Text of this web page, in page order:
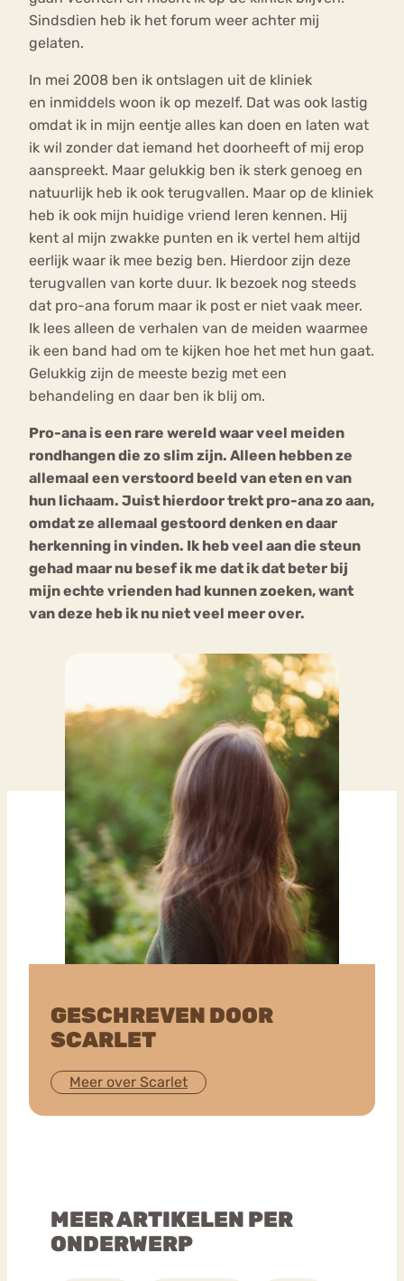
Sindsdien heb ik het forum weer achter mij
gelaten.
In mei 2008 ben ik ontslagen uit de kliniek
en inmiddels woon ik op mezelf. Dat was ook lastig
omdat ik in mijn eentje alles kan doen en laten wat
ik wil zonder dat iemand het doorheeft of mij erop
aanspreekt. Maar gelukkig ben ik sterk genoeg en
natuurlijk heb ik ook terugvallen. Maar op de kliniek
heb ik ook mijn huidige vriend leren kennen. Hij
kent al mijn zwakke punten en ik vertel hem altijd
eerlijk waar ik mee bezig ben. Hierdoor zijn deze
terugvallen van korte duur. Ik bezoek nog steeds
dat pro-ana forum maar ik post er niet vaak meer.
Ik lees alleen de verhalen van de meiden waarmee
ik een band had om te kijken hoe het met hun gaat.
Gelukkig zijn de meeste bezig met een
behandeling en daar ben ik blij om.
Pro-ana is een rare wereld waar veel meiden
rondhangen die zo slim zijn. Alleen hebben ze
allemaal een verstoord beeld van eten en van
hun lichaam. Juist hierdoor trekt pro-ana zo aan,
omdat ze allemaal gestoord denken en daar
herkenning in vinden. Ik heb veel aan die steun
gehad maar nu besef ik me dat ik dat beter bij
mijn echte vrienden had kunnen zoeken, want
van deze heb ik nu niet veel meer over.
GESCHREVEN DOOR
SCARLET
Meer over Scarlet
MEER ARTIKELEN PER
ONDERWERP